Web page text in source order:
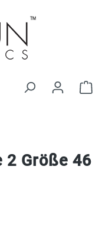
2 Größe 46